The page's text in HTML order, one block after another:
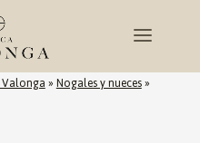
»Nogales y nueces»